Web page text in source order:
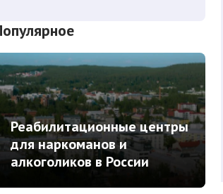
Реабилитационные центры
для наркоманов и
алкоголиков в России